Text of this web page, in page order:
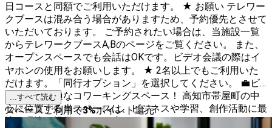
日コースと同額でご利用いただけます。 ★ お願い テレワー
クブースは混み合う場合がありますため、予約優先とさせて
いただいております。 ご予約されたい場合は、当施設一覧
からテレワークブースA,Bのページをご覧ください。 また、
オープンスペースでも会話はOKです。ビデオ会議の際はイ
ヤホンの使用をお願いします。 ★ 2名以上でもご利用いた
だけます。「同行オプション」を選択してください。 💼ビ
ジネスに最適なコワーキングスペース！ 高知市帯屋町の中
心に位置する当スペースは、ビジネスや学習、創作活動に最
適な環境を提供します。広々とした40㎡のスペースで、あ
...すべて読む
スペースご利用で3%ポイント還元